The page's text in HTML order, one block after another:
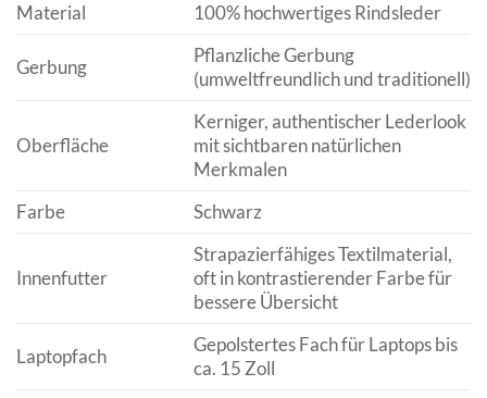
Material
100% hochwertiges Rindsleder
Gerbung
Pflanzliche Gerbung
(umweltfreundlich und traditionell)
Oberfläche
Kerniger, authentischer Lederlook
mit sichtbaren natürlichen
Merkmalen
Farbe
Schwarz
Innenfutter
Strapazierfähiges Textilmaterial,
oft in kontrastierender Farbe für
bessere Übersicht
Laptopfach
Gepolstertes Fach für Laptops bis
ca. 15 Zoll